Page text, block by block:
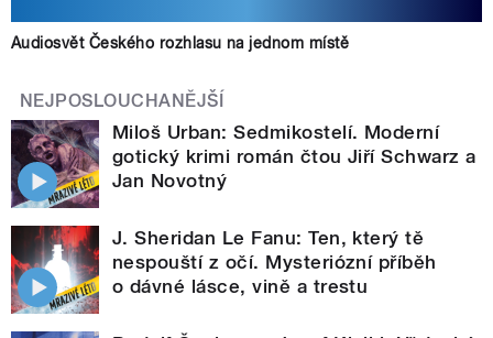
Audiosvět Českého rozhlasu na jednom místě
NEJPOSLOUCHANĚJŠÍ
Miloš Urban: Sedmikostelí. Moderní
gotický krimi román čtou Jiří Schwarz a
Jan Novotný
J. Sheridan Le Fanu: Ten, který tě
nespouští z očí. Mysteriózní příběh
o dávné lásce, vině a trestu